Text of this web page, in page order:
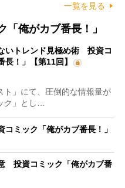
一覧を見る
「俺がカブ番長！」
いトレンド見極め術 投資コ
長！」【第11回】
」にて、圧倒的な情報量が
ク」とし…
ミック「俺がカブ番長！」
投資コミック「俺がカブ番